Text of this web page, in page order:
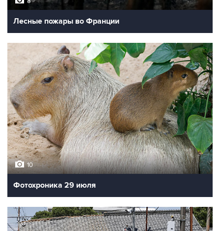
Лесные пожары во Франции
10
Фотохроника 29 июля